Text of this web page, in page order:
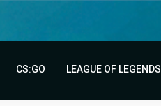
CS:GO LEAGUE OF LEGENDS